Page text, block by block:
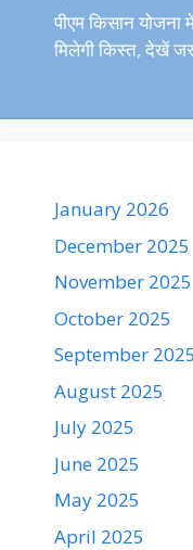
पीएम किसान योजना
मिलेगी किस्त, देखें
January 2026
December 2025
November 2025
October 2025
September 2025
August 2025
July 2025
June 2025
May 2025
April 2025